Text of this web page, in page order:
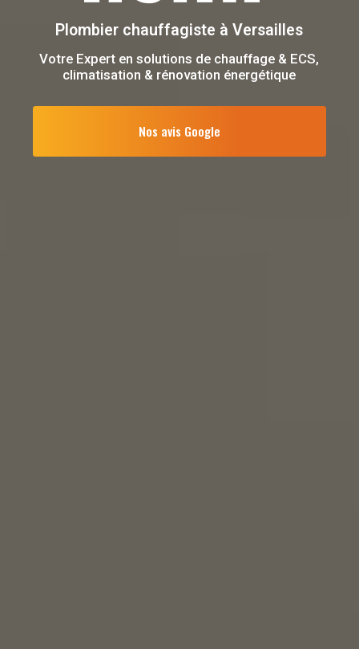
Plombier chauffagiste à Versailles
Votre Expert en solutions de chauffage & ECS,
climatisation & rénovation énergétique
Nos avis Google